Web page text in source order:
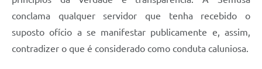
conclama qualquer servidor que tenha recebido o
suposto ofício a se manifestar publicamente e, assim,
contradizer o que é considerado como conduta caluniosa.